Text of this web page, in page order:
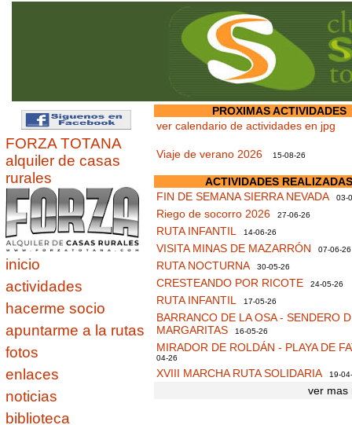
FORZA TOTANA
alquiler de casas
rurales
inicio
actividades
hacerme socio
apuntarme a la rutas
fotos
enlaces
noticias
biblioteca
PROXIMAS ACTIVIDADES
ver calendario de actividades en jpg
Viaje de verano 2026 15-08-26
ACTIVIDADES REALIZADAS
FIN DE SEMANA SIERRA NEVADA 03-
Riego de socorro 2026 27-06-26
RUTA INFANTIL 14-06-26
VISITA MINAS DE MAZARRÓN 07-06-26
RUTA NOCTURNA 30-05-26
CRESTEANDO POR RICOTE 24-05-26
RUTA INFANTIL 17-05-26
BARRANCO DE LA OSA - SENDERO
MARGARITAS 16-05-26
MIRADOR DE ROLDÁN - PLAYA DE
04-26
XVIII MARCHA RUTA SOLIDARIA 19-
ver mas